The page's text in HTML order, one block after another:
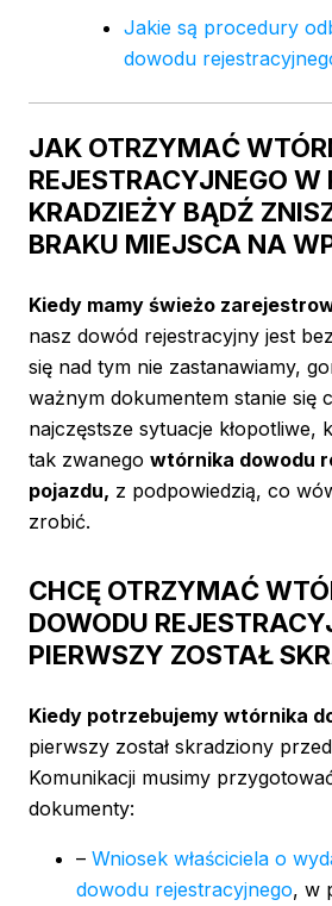
Jakie są procedury
dowodu
JAK OTRZYMAĆ
REJESTRACYJNEGO W
KRADZIEŻY BĄDŹ
BRAKU MIEJSCA NA
Kiedy mamy świeżo
nasz dowód rejestracyjny jest
się nad tym nie zastanawiamy,
ważnym dokumentem stanie się
najczęstsze sytuacje kłopotliwe,
tak zwanego wtórnika dowodu
pojazdu, z podpowiedzią, co
zrobić.
CHCĘ OTRZYMAĆ
DOWODU
PIERWSZY ZOSTAŁ
Kiedy potrzebujemy wtórnika
pierwszy został skradziony
Komunikacji musimy
dokumenty:
– Wniosek właściciela o
dowodu rejestracyjnego, w